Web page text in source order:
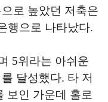
로 높았던 저축은
행으로 나타났다.
5위라는 아쉬운
달성했다. 타 저
보인 가운데 홀로